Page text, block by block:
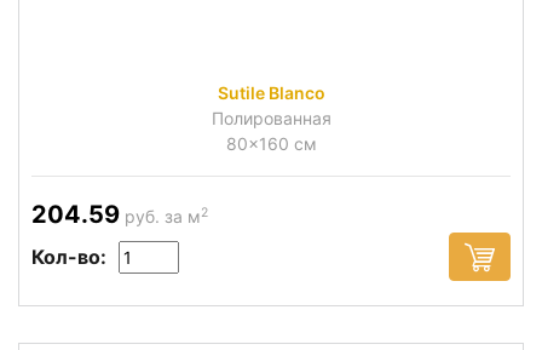
Sutile Blanco
Полированная
80x160 см
204.59 руб. за м2
Кол-во: